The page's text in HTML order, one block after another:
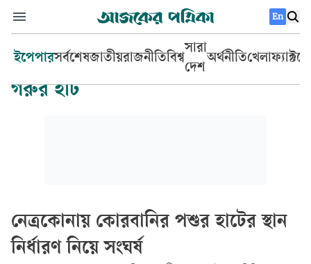
En
ইপেপারসর্বশেষজাতীয়রাজনীতিবিশ্ব
সারা
দেশ
অর্থনীতিখেলা
গরুর হাট
নেত্রকোনায় কোরবানির পশুর হাটের স্থান
নির্ধারণ নিয়ে সংঘর্ষ